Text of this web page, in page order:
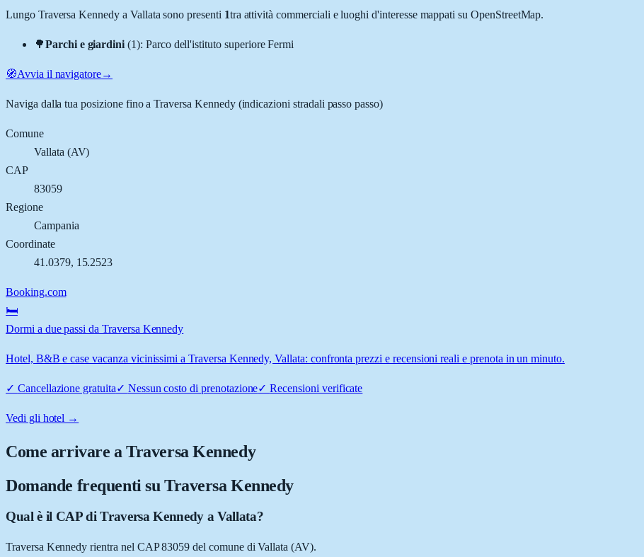
Lungo Traversa Kennedya Vallata sono presenti 1tra attività commerciali e luoghi d'interesse mappati su OpenStreetMap.
🌳Parchi e giardini (1): Parco dell'istituto superiore Fermi
🧭Avvia il navigatore→
Naviga dalla tua posizione fino aTraversa Kennedy(indicazioni stradali passo passo)
Comune
Vallata (AV)
CAP
83059
Regione
Campania
Coordinate
41.0379, 15.2523
Booking.com
🛏️
Dormi a due passi da Traversa Kennedy
Hotel, B&B e case vacanza vicinissimi a Traversa Kennedy, Vallata: confronta prezzi e recensioni reali e prenota in un minuto.
✓ Cancellazione gratuita✓ Nessun costo di prenotazione✓Recensioni verificate
Vedi gli hotel →
Come arrivare aTraversa Kennedy
Domande frequenti su Traversa Kennedy
Qual è il CAP di Traversa Kennedy a Vallata?
Traversa Kennedy rientra nel CAP 83059 del comune di Vallata (AV).